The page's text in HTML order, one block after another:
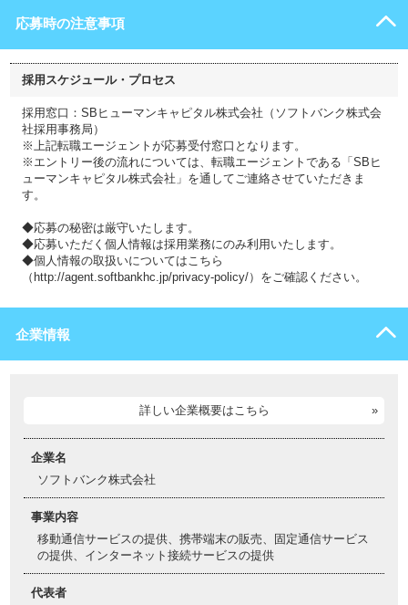
応募時の注意事項
採用スケジュール・プロセス
採用窓口：SBヒューマンキャピタル株式会社（ソフトバンク株式会
社採用事務局）
※上記転職エージェントが応募受付窓口となります。
※エントリー後の流れについては、転職エージェントである「SBヒ
ューマンキャピタル株式会社」を通してご連絡させていただきま
す。
◆応募の秘密は厳守いたします。
◆応募いただく個人情報は採用業務にのみ利用いたします。
◆個人情報の取扱いについてはこちら
（http://agent.softbankhc.jp/privacy-policy/）をご確認ください。
企業情報
詳しい企業概要はこちら
企業名
ソフトバンク株式会社
事業内容
移動通信サービスの提供、携帯端末の販売、固定通信サービス
の提供、インターネット接続サービスの提供
代表者